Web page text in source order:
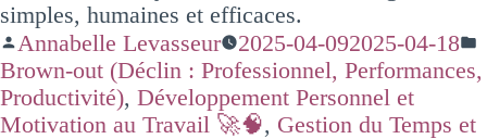
simples, humaines et efficaces.
Annabelle Levasseur
2025-04-092025-04-18
Brown-out (Déclin : Professionnel, Performances,
Productivité), Développement Personnel et
Motivation au Travail 🚀🧠, Gestion du Temps et